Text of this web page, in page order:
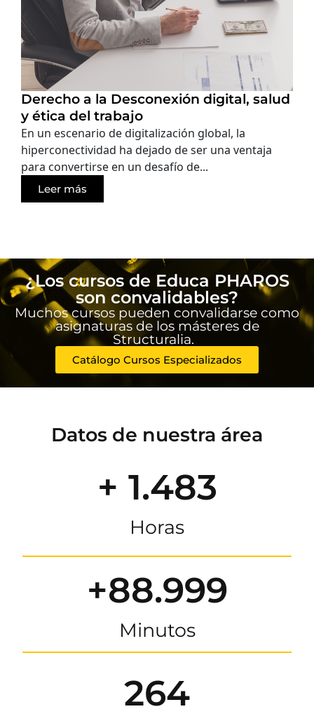
Derecho a la Desconexión digital, salud
y ética del trabajo
En un escenario de digitalización global, la
hiperconectividad ha dejado de ser una ventaja
para convertirse en un desafío de...
Leer más
¿Los cursos de Educa PHAROS
son convalidables?
Muchos cursos pueden convalidarse como
asignaturas de los másteres de
Structuralia.
Catálogo Cursos Especializados
Datos de nuestra área
+ 1.483
Horas
+88.999
Minutos
264